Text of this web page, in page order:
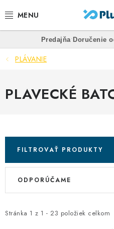
na
PLÁVANIE
FREEDIVING
POTÁPANIE
OBLEČENIE
Predajňa• Doručenie
PLÁVANIE
PLAVECKÉ
FILTROVAŤ PRODUKTY
ý
i
Stránka 1 z 1 - 23 položiek celkom
R
e
ODPORÚČAME